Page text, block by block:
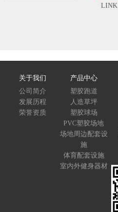
LINK
关于我们
公司简介
发展历程
荣誉资质
产品中心
塑胶跑道
人造草坪
塑胶球场
PVC塑胶场地
场地周边配套设
施
体育配套设施
室内外健身器材